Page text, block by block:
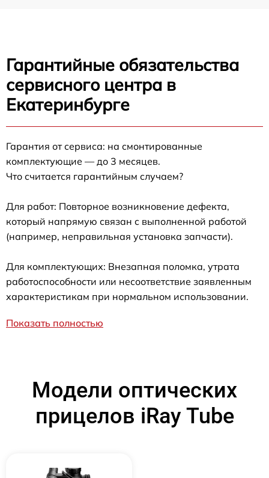
Гарантийные обязательства
сервисного центра в
Екатеринбурге
Гарантия от сервиса: на смонтированные
комплектующие — до 3 месяцев.
Что считается гарантийным случаем?
Для работ: Повторное возникновение дефекта,
который напрямую связан с выполненной работой
(например, неправильная установка запчасти).
Для комплектующих: Внезапная поломка, утрата
работоспособности или несоответствие заявленным
характеристикам при нормальном использовании.
Показать полностью
Модели оптических
прицелов iRay Tube